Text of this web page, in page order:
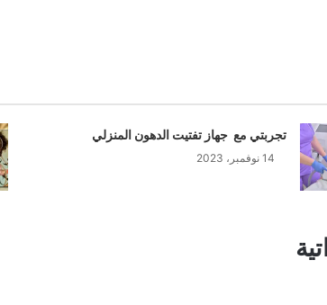
تجربتي مع جهاز تفتيت الدهون المنزلي
14 نوفمبر، 2023